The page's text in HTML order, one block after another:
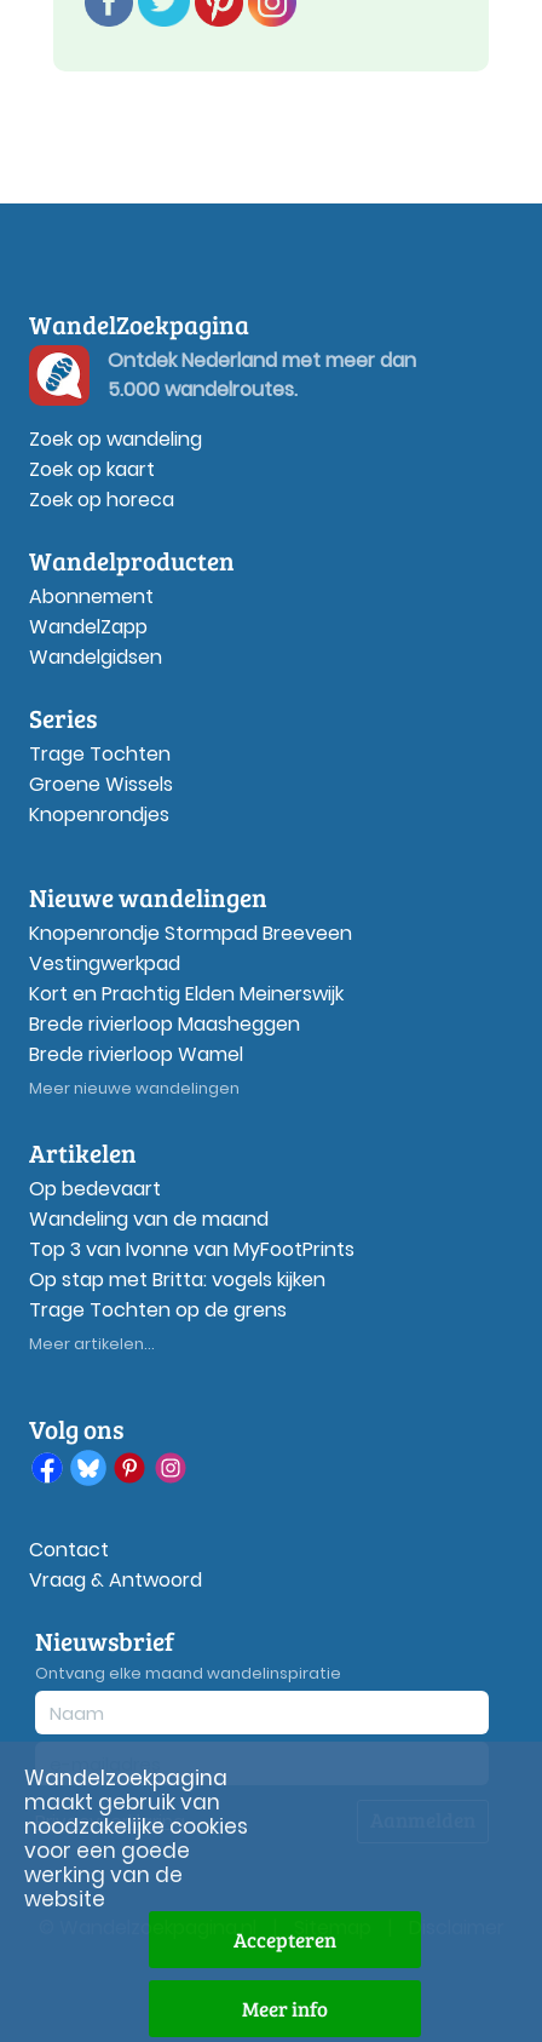
WandelZoekpagina
Ontdek Nederland met meer dan
5.000 wandelroutes.
Zoek op wandeling
Zoek op kaart
Zoek op horeca
Wandelproducten
Abonnement
WandelZapp
Wandelgidsen
Series
Trage Tochten
Groene Wissels
Knopenrondjes
Nieuwe wandelingen
Knopenrondje Stormpad Breeveen
Vestingwerkpad
Kort en Prachtig Elden Meinerswijk
Brede rivierloop Maasheggen
Brede rivierloop Wamel
Meer nieuwe wandelingen
Artikelen
Op bedevaart
Wandeling van de maand
Top 3 van Ivonne van MyFootPrints
Op stap met Britta: vogels kijken
Trage Tochten op de grens
Meer artikelen...
Volg ons
Contact
Vraag & Antwoord
Nieuwsbrief
Ontvang elke maand wandelinspiratie
Privacyverklaring
© Wandelzoekpagina.nl
Wandelzoekpagina
maakt gebruik van
noodzakelijke cookies
voor een goede
werking van de
website
Accepteren
Meer info